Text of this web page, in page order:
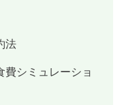
法
費シミュレーショ